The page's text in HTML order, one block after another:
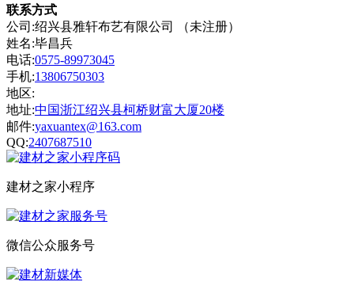
联系方式
公司:绍兴县雅轩布艺有限公司 （未注册）
姓名:毕昌兵
电话:0575-89973045
手机:13806750303
地区:
地址:中国浙江绍兴县柯桥财富大厦20楼
邮件:yaxuantex@163.com
QQ:2407687510
建材之家小程序
微信公众服务号